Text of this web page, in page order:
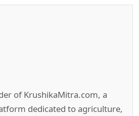
of KrushikaMitra.com, a
dedicated to agriculture,